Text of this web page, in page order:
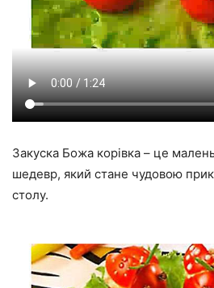
Закуска Божа корівка – це
шедевр, який стане чудовою
столу.